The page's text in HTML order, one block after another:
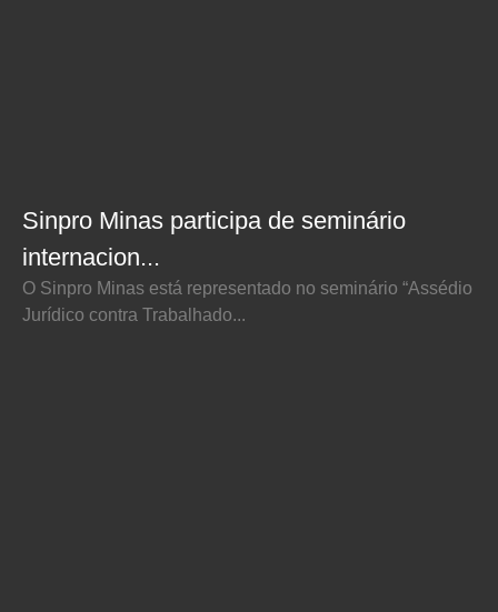
Sinpro Minas participa de seminário
internacion...
O Sinpro Minas está representado no seminário “Assédio
Jurídico contra Trabalhado...